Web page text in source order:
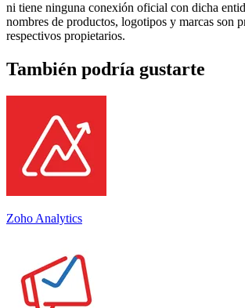
ni tiene ninguna conexión oficial con dicha
nombres de productos, logotipos y marcas son
respectivos propietarios.
También podría gustarte
Zoho Analytics